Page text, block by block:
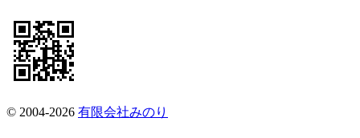
© 2004-2026 有限会社みのり